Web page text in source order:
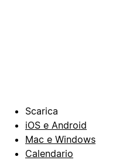
Scarica
iOS e Android
Mac e Windows
Calendario